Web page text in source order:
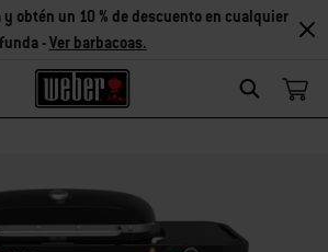
Search
y obtén un 10 % de descuento en cualquier
funda -Ver barbacoas.